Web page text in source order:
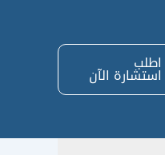
اطلب
استشارة الآن